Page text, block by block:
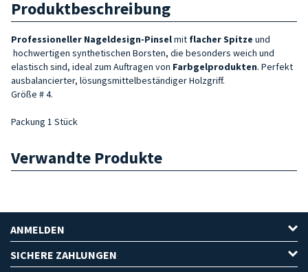
Produktbeschreibung
Professioneller Nageldesign-Pinselmit flacher Spitze und
hochwertigen synthetischen Borsten, die besonders weich und
elastisch sind, ideal zum Auftragen von Farbgelprodukten. Perfekt
ausbalancierter, lösungsmittelbeständiger Holzgriff.
Größe # 4.
Packung 1 Stück
Verwandte Produkte
ANMELDEN
SICHERE ZAHLUNGEN